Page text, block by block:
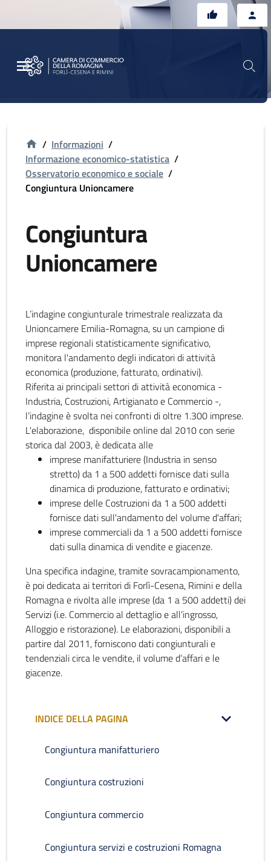
/ Informazioni /
Informazione economico-statistica /
Osservatorio economico e sociale /
Congiuntura Unioncamere
Congiuntura
Unioncamere
L’indagine congiunturale trimestrale realizzata da
Unioncamere Emilia-Romagna, su un campione di
imprese regionali statisticamente significativo,
monitora l'andamento degli indicatori di attività
economica (produzione, fatturato, ordinativi).
Riferita ai principali settori di attività economica -
Industria, Costruzioni, Artigianato e Commercio -,
l’indagine è svolta nei confronti di oltre 1.300 imprese.
L'elaborazione, disponibile online dal 2010 con serie
storica dal 2003, è dedicata alle
imprese manifatturiere (Industria in senso
stretto) da 1 a 500 addetti fornisce dati sulla
dinamica di produzione, fatturato e ordinativi;
imprese delle Costruzioni da 1 a 500 addetti
fornisce dati sull'andamento del volume d'affari;
imprese commerciali da 1 a 500 addetti fornisce
dati sulla dinamica di vendite e giacenze.
Una specifica indagine, tramite sovracampionamento,
è poi dedicata ai territori di Forlì-Cesena, Rimini e della
Romagna e rivolta alle imprese (da 1 a 500 addetti) dei
Servizi (i.e. Commercio al dettaglio e all’ingrosso,
Alloggio e ristorazione). Le elaborazioni, disponibili a
partire dal 2011, forniscono dati congiunturali e
tendenziali circa le vendite, il volume d’affari e le
giacenze.
INDICE DELLA PAGINA
Congiuntura manifatturiero
Congiuntura costruzioni
Congiuntura commercio
Congiuntura servizi e costruzioni Romagna